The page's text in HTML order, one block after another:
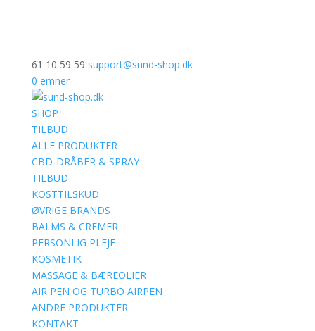
61 10 59 59 support@sund-shop.dk
0 emner
SHOP
TILBUD
ALLE PRODUKTER
CBD-DRÅBER & SPRAY
TILBUD
KOSTTILSKUD
ØVRIGE BRANDS
BALMS & CREMER
PERSONLIG PLEJE
KOSMETIK
MASSAGE & BÆREOLIER
AIR PEN OG TURBO AIRPEN
ANDRE PRODUKTER
KONTAKT